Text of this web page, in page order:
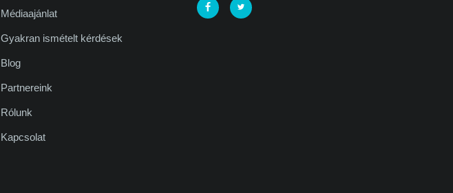
Médiaajánlat
Gyakran ismételt kérdések
Blog
Partnereink
Rólunk
Kapcsolat